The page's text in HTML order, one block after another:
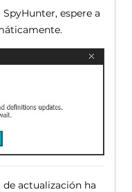
espere a
de actualización ha